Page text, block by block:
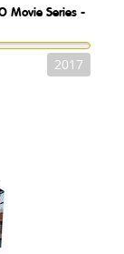
Movie Series -
2017